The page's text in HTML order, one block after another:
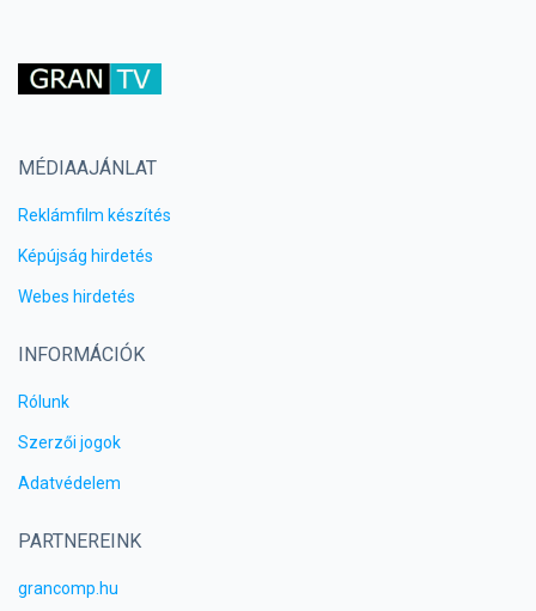
MÉDIAAJÁNLAT
Reklámfilm készítés
Képújság hirdetés
Webes hirdetés
INFORMÁCIÓK
Rólunk
Szerzői jogok
Adatvédelem
PARTNEREINK
grancomp.hu